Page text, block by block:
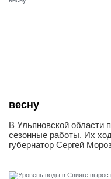
весну
В Ульяновской области
сезонные работы. Их
губернатор Сергей